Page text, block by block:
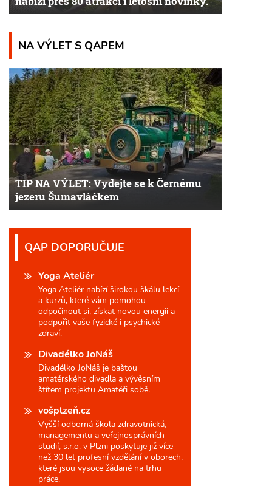
NA VÝLET S QAPEM
TIP NA VÝLET: Vydejte se k Černému
jezeru Šumavláčkem
QAP DOPORUČUJE
Yoga Ateliér
Yoga Ateliér nabízí širokou škálu lekcí
a kurzů, které vám pomohou
odpočinout si, získat novou energii a
podpořit vaše fyzické i psychické
zdraví.
Divadélko JoNáš
Divadélko JoNáš je baštou
amatérského divadla a vývěsním
štítem projektu Amatéři sobě.
vošplzeň.cz
Vyšší odborná škola zdravotnická,
managementu a veřejnosprávních
studií, s.r.o. v Plzni poskytuje již více
než 30 let profesní vzdělání v oborech,
které jsou vysoce žádané na trhu
práce.